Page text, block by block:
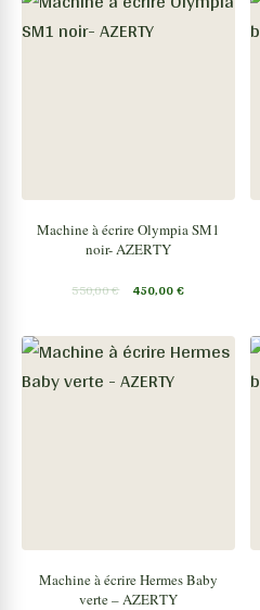
Machine à écrire Olympia SM1
noir- AZERTY
550,00€ 450,00€
Machine à écrire Hermes Baby
verte – AZERTY